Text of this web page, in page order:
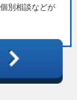
別相談などが